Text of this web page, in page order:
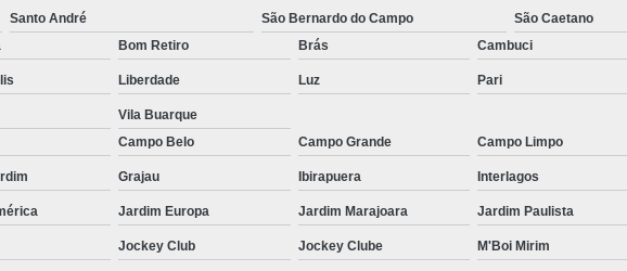
Micropigmentação Fio a Fio Barba
Micropigmentação na Barba ABC
Nano Micropigmentação de Barba
Nano Pigmentação Cabelo Rio
Nano
Nano
Santo André São Bernardo do Campo São Caetano
Bom Retiro Brás Cambuci
Liberdade Luz Pari
Vila Buarque
Campo Belo Campo Grande Campo Limpo
Grajau Ibirapuera Interlagos
Jardim Europa Jardim Marajoara Jardim Paulista
Jockey Club Jockey Clube M'Boi Mirim